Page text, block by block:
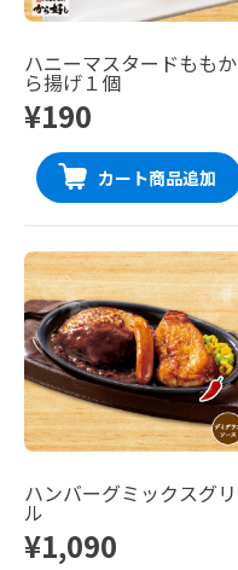
ハニーマスタードももか
ら揚げ１個
¥190
カート商品追加
ハンバーグミックスグリ
ル
¥1,090